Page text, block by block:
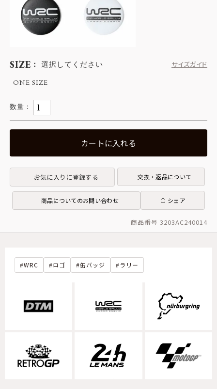
SIZE 選択してください
サイズガイド
ONE SIZE
カートに入れる
お気に入りに登録する 交換・返品について
商品についてのお問い合わせ シェア
商品番号 3203AC240014
WRC ロゴ 缶バッジ ラリー